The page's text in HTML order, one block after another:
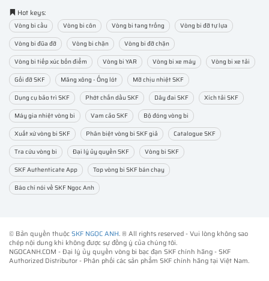
Hot keys:
Vòng bi cầu Vòng bi côn Vòng bi tang trống
Vòng bi đỡ tự lựa
Vòng bi đũa đỡ
Vòng bi chặn
Vòng bi đỡ chặn
Vòng bi tiếp xúc bốn điểm
Vòng bi YAR Vòng bi xe máy
Vòng bi xe tải
Gối đỡ SKF
Măng xông - Ống lót
Mỡ chịu nhiệt SKF
Dụng cụ bảo trì SKF
Phớt chắn dầu SKF Dây đai SKF
Xích tải SKF
Máy gia nhiệt vòng bi
Vam cảo SKF
Bộ đóng vòng bi
Xuất xứ vòng bi SKF
Phân biệt vòng bi SKF giả
Catalogue SKF
Tra cứu vòng bi
Đại lý ủy quyền SKF
Vòng bi SKF
SKF Authenticate App
Top vòng bi SKF bán chạy
Báo chí nói về SKF Ngọc Anh
© Bản quyền thuộcSKF NGỌC ANH. ® All rights reserved - Vui lòng không sao
chép nội dung khi không được sự đồng ý của chúng tôi.
NGOCANH.COM - Đại lý ủy quyền vòng bi bạc đạn SKF chính hãng -SKF
Authorized Distributor- Phân phối các sản phẩm SKF chính hãng tại Việt Nam.